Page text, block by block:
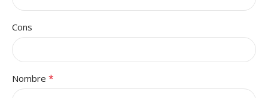
Cons
Nombre *